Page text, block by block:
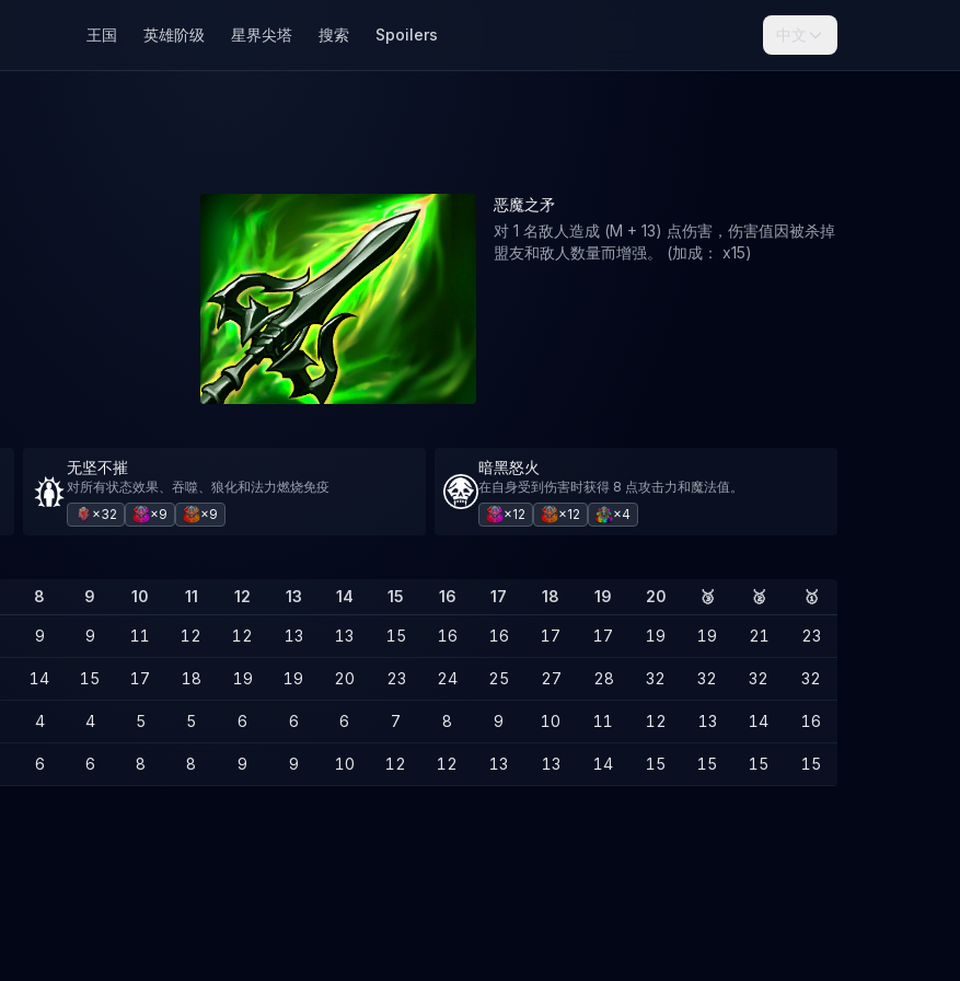
王国 英雄阶级 星界尖塔 搜索 Spoilers 中文
恶魔之矛
对 1 名敌人造成 (M + 13) 点伤害，伤害值因被杀掉
盟友和敌人数量而增强。 (加成： x15)
无坚不摧
对所有状态效果、吞噬、狼化和法力燃烧免疫
×32
×9 ×9
暗黑怒火
在自身受到伤害时获得 8 点攻击力和魔法值。
×12
×12 ×4
8 9 10 11 12 13 14 15 16 17 18 19 20 🥉 🥈 🥇
9 9 11 12 12 13 13 15 16 16 17 17 19 19 21 23
14 15 17 18 19 19 20 23 24 25 27 28 32 32 32 32
4 4 5 5 6 6 6 7 8 9 10 11 12 13 14 16
6 6 8 8 9 9 10 12 12 13 13 14 15 15 15 15